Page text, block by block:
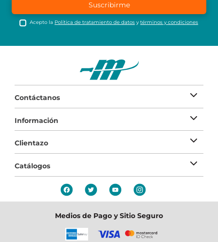
Suscribirme
Acepto la Política de tratamiento de datos ytérminos y condiciones
Contáctanos
Información
Clientazo
Catálogos
Medios de Pago y Sitio Seguro